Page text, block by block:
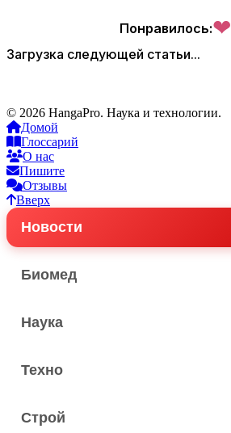
Понравилось:❤
Загрузка следующей статьи...
© 2026 HangaPro. Наука и технологии.
Домой
Глоссарий
О нас
Пишите
Отзывы
Вверх
Новости
Биомед
Наука
Техно
Строй